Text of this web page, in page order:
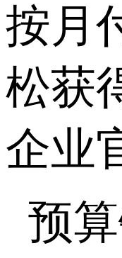
按月
松获
企业
预